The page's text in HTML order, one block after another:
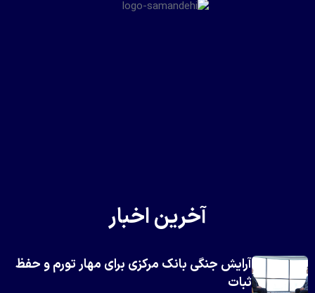
آخرین اخبار
آرایش جنگی بانک مرکزی برای مهار تورم و حفظ
ثبات